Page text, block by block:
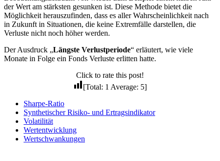
der Wert am stärksten gesunken ist. Diese Methode bietet die
Möglichkeit herauszufinden, dass es aller Wahrscheinlichkeit nach
in Zukunft in Situationen, die keine Extremfälle darstellen, die
Verluste nicht noch höher werden.
Der Ausdruck „Längste Verlustperiode“ erläutert, wie viele
Monate in Folge ein Fonds Verluste erlitten hatte.
Click to rate this post!
[Total: 1 Average: 5]
Sharpe-Ratio
Synthetischer Risiko- und Ertragsindikator
Volatilität
Wertentwicklung
Wertschwankungen